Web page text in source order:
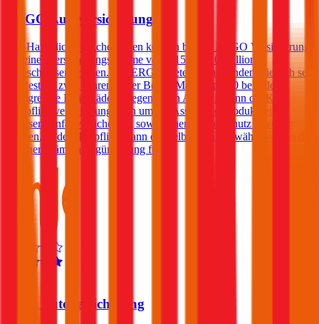
ERGO Autoversicherung
Kfz-Haftpflichtversicherungen können bei der ERGO Versicherung
mit einer Versicherungssumme von € 15 und 20 Millionen
abgeschlossen werden. Die ERGO bietet ihren Kunden, die sich seit
mindestens zwei Jahren in der Bonus Malus-Stufe 0 befinden,
unbegrenzte Freischäden. Gegen einen Aufpreis kann die Kfz-
Haftpflichtversicherung auch um ein Assistance-Produkt, eine
Insassen-Unfallversicherung sowie einen Rechtsschutz erweitert
werden. In der Haftpflicht kann ein Selbstbehalt gewählt werden der
zu einer Prämienvergünstigung führt.
Smile Autoversicherung